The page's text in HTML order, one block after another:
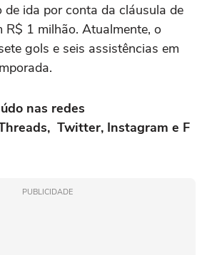
ida por conta da cláusula de
R$ 1 milhão. Atualmente, o
gols e seis assistências em
nas redes
, Twitter, Instagram e F
PUBLICIDADE